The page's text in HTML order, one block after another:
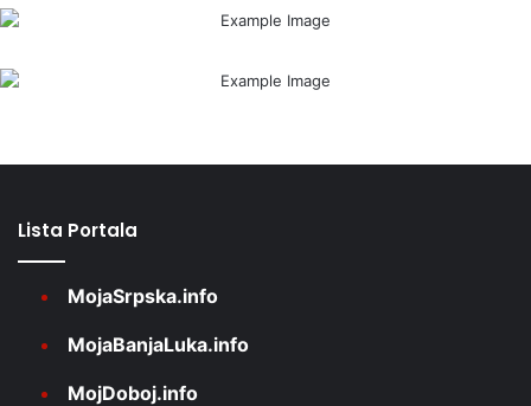
Lista Portala
MojaSrpska.info
MojaBanjaLuka.info
MojDoboj.info